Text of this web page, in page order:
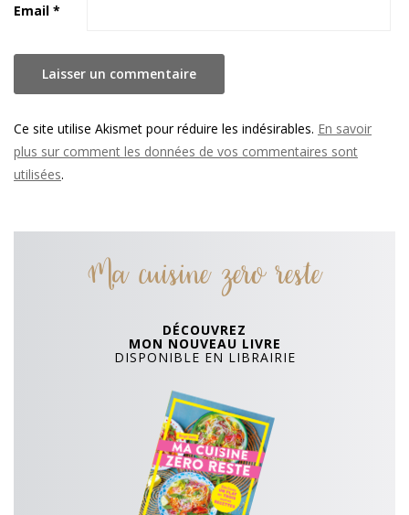
Email *
Ce site utilise Akismet pour réduire les indésirables. En savoir
plus sur comment les données de vos commentaires sont
utilisées.
Ma cuisine zero reste
DÉCOUVREZ
MON NOUVEAU LIVRE
DISPONIBLE EN LIBRAIRIE